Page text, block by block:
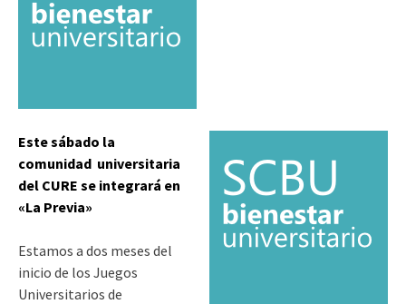
Este sábado la
comunidad universitaria
del CURE se integrará en
«La Previa»
Estamos a dos meses del
inicio de los Juegos
Universitarios de